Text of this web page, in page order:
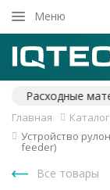
Меню
Главная Каталог
Устройство
feeder)
Все товары